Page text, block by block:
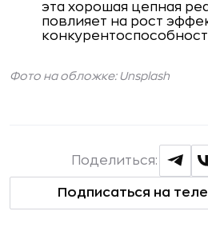
эта хорошая цепная
повлияет на рост
Фото на обложке: Unsplash
Подписаться на
Поделиться: